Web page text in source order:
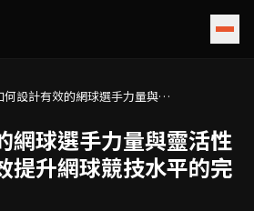
何設計有效的網球選手力量與靈
平的完整教學
網球選手力量與靈活性
提升網球競技水平的完